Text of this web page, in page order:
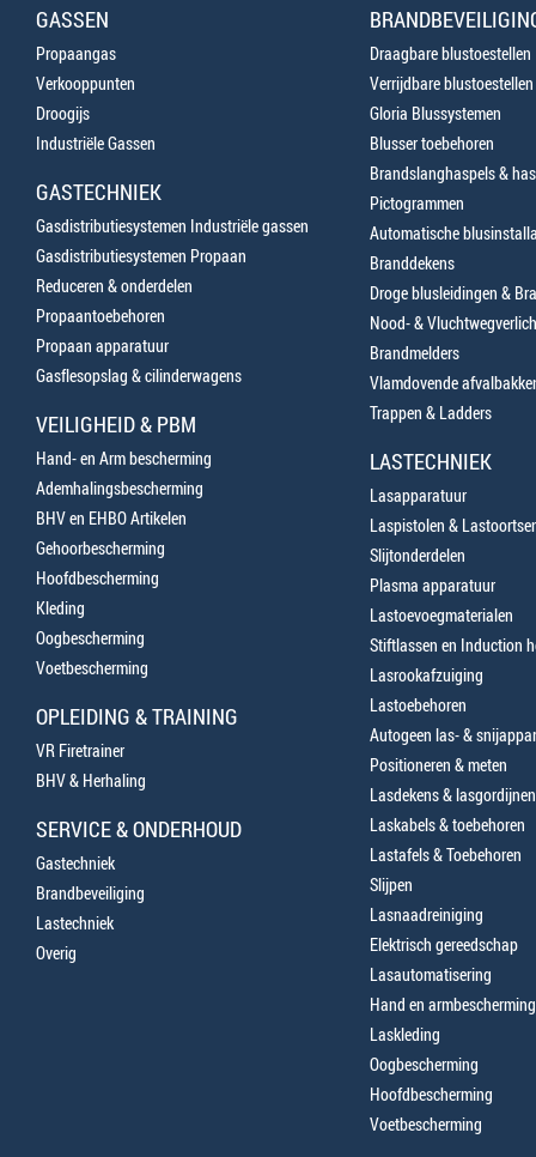
GASSEN
Propaangas
Verkooppunten
Droogijs
Industriële Gassen
GASTECHNIEK
Gasdistributiesystemen Industriële gassen
Gasdistributiesystemen Propaan
Reduceren & onderdelen
Propaantoebehoren
Propaan apparatuur
Gasflesopslag & cilinderwagens
VEILIGHEID & PBM
Hand- en Arm bescherming
Ademhalingsbescherming
BHV en EHBO Artikelen
Gehoorbescherming
Hoofdbescherming
Kleding
Oogbescherming
Voetbescherming
OPLEIDING & TRAINING
VR Firetrainer
BHV & Herhaling
SERVICE & ONDERHOUD
Gastechniek
Brandbeveiliging
Lastechniek
Overig
Draagbare blustoestellen
Verrijdbare blustoestellen
Gloria Blussystemen
Blusser toebehoren
Brandslanghaspels &
Pictogrammen
Automatische
Branddekens
Droge blusleidingen &
Nood- &
Brandmelders
Vlamdovende
Trappen & Ladders
LASTECHNIEK
Lasapparatuur
Laspistolen &
Slijtonderdelen
Plasma apparatuur
Lastoevoegmaterialen
Stiftlassen en Induction
Lasrookafzuiging
Lastoebehoren
Autogeen las- &
Positioneren & meten
Lasdekens & lasgordijnen
Laskabels & toebehoren
Lastafels & Toebehoren
Slijpen
Lasnaadreiniging
Elektrisch gereedschap
Lasautomatisering
Hand en armbescherming
Laskleding
Oogbescherming
Hoofdbescherming
Voetbescherming